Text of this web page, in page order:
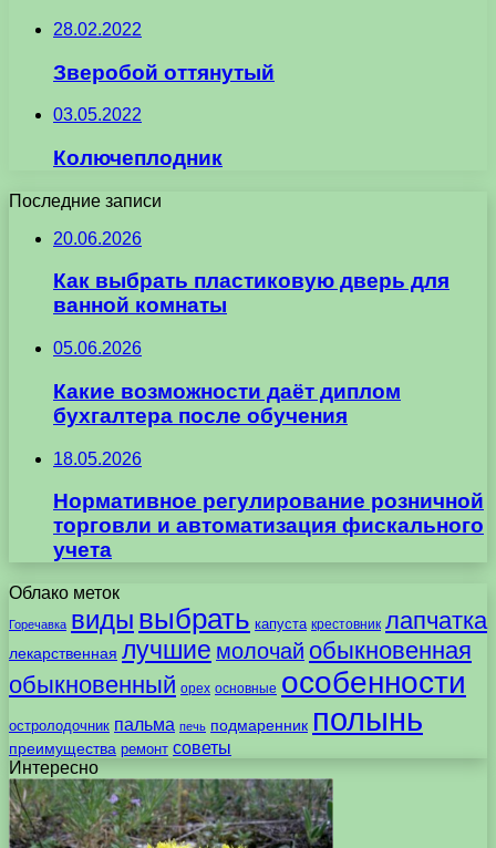
28.02.2022
Зверобой оттянутый
03.05.2022
Колючеплодник
Последние записи
20.06.2026
Как выбрать пластиковую дверь для
ванной комнаты
05.06.2026
Какие возможности даёт диплом
бухгалтера после обучения
18.05.2026
Нормативное регулирование розничной
торговли и автоматизация фискального
учета
Облако меток
Горечавка виды выбрать капуста крестовник лапчатка
лекарственная лучшие молочай обыкновенная
обыкновенный орех основные особенности
остролодочник пальма печь подмаренник полынь
преимущества ремонт советы
Интересно